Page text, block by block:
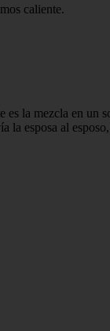
caliente.
la mezcla en un
la esposa al